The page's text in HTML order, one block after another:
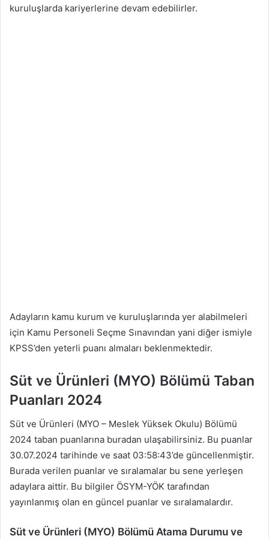
kuruluşlarda kariyerlerine devam edebilirler.
Adayların kamu kurum ve kuruluşlarında yer alabilmeleri
için Kamu Personeli Seçme Sınavından yani diğer ismiyle
KPSS’den yeterli puanı almaları beklenmektedir.
Süt ve Ürünleri (MYO) Bölümü Taban
Puanları 2024
Süt ve Ürünleri (MYO – Meslek Yüksek Okulu) Bölümü
2024 taban puanlarına buradan ulaşabilirsiniz. Bu puanlar
30.07.2024 tarihinde ve saat 03:58:43’de güncellenmiştir.
Burada verilen puanlar ve sıralamalar bu sene yerleşen
adaylara aittir. Bu bilgiler ÖSYM-YÖK tarafından
yayınlanmış olan en güncel puanlar ve sıralamalardır.
Süt ve Ürünleri (MYO) Bölümü Atama Durumu ve